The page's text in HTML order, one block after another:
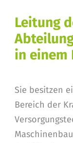
Leitung
in einem
Sie besitzen
Bereich der